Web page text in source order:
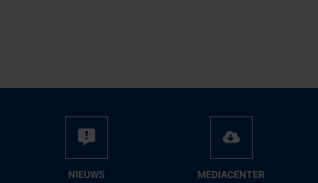
NIEUWS ME­DIA­CEN­TER